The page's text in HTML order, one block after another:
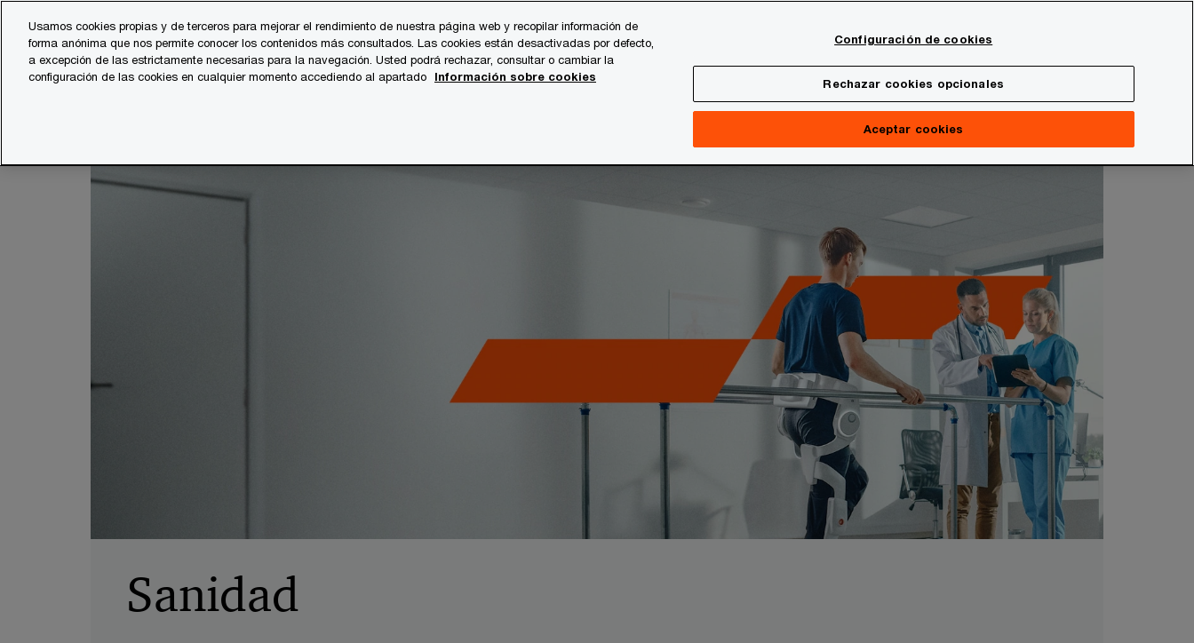
content
footer
Servicios Sectores Temas clave Quiénes somos
Sanidad
Usamos cookies propias y de terceros para mejorar el rendimiento de nuestra página web y recopilar información de
forma anónima que nos permite conocer los contenidos más consultados. Las cookies están desactivadas por defecto,
a excepción de las estrictamente necesarias para la navegación. Usted podrá rechazar, consultar o cambiar la
configuración de las cookies en cualquier momento accediendo al apartado
Información sobre cookies
Configuración de cookies
Rechazar cookies opcionales
Aceptar cookies